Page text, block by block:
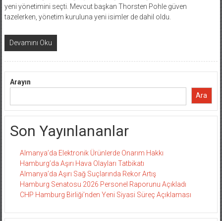
yeni yönetimini seçti. Mevcut başkan Thorsten Pohle güven
tazelerken, yönetim kuruluna yeni isimler de dahil oldu.
Devamını Oku
Arayın
Ara
Son Yayınlananlar
Almanya’da Elektronik Ürünlerde Onarım Hakkı
Hamburg’da Aşırı Hava Olayları Tatbikatı
Almanya’da Aşırı Sağ Suçlarında Rekor Artış
Hamburg Senatosu 2026 Personel Raporunu Açıkladı
CHP Hamburg Birliği’nden Yeni Siyasi Süreç Açıklaması